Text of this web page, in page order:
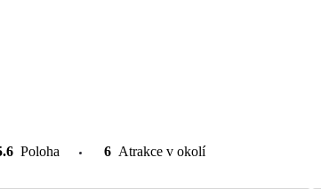
Poloha 6 Atrakce v okolí